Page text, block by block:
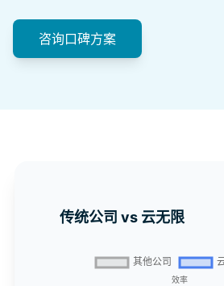
咨询口碑方案
传统公司 vs 云无限